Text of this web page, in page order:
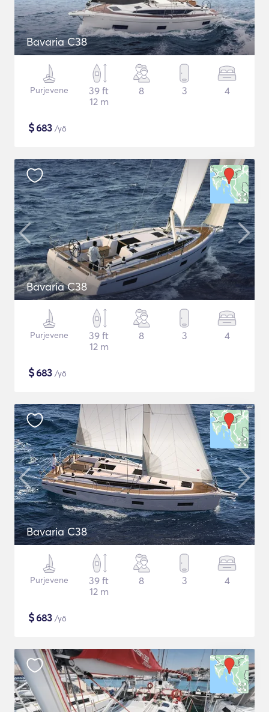
Bavaria C38
Purjevene
39 ft
12 m
8 3 4
$683 /yö
Bavaria C38
Purjevene
39 ft
12 m
8 3 4
$683 /yö
Bavaria C38
Purjevene
39 ft
12 m
8 3 4
$683 /yö